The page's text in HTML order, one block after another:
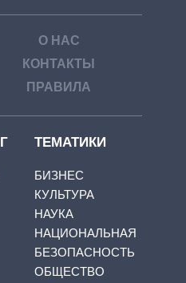
О НАС
КОНТАКТЫ
ПРАВИЛА
ТЕМАТИКИ
БИЗНЕС
КУЛЬТУРА
НАУКА
НАЦИОНАЛЬНАЯ
БЕЗОПАСНОСТЬ
ОБЩЕСТВО